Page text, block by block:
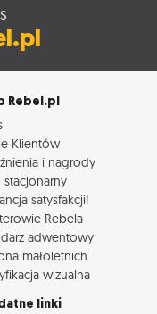
Rebel.pl
Klientów
i nagrody
stacjonarny
satysfakcji!
Rebela
adwentowy
małoletnich
wizualna
linki